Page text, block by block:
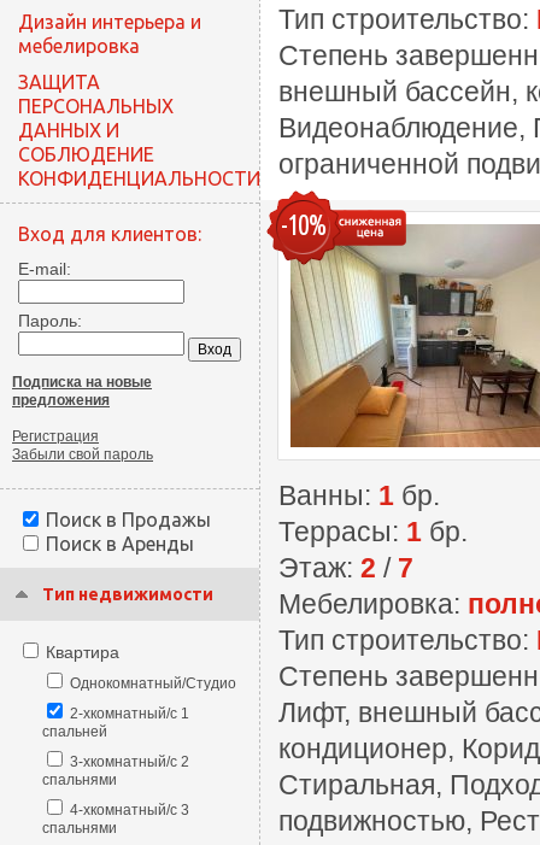
Дизайн интерьера и
мебелировка
ЗАЩИТА
ПЕРСОНАЛЬНЫХ
ДАННЫХ И
СОБЛЮДЕНИЕ
КОНФИДЕНЦИАЛЬНОСТИ
Вход для клиентов:
E-mail:
Пароль:
Подписка на новые
предложения
Регистрация
Забыли свой пароль
Поиск в Продажы
Поиск в Аренды
Тип недвижимости
Квартира
Однокомнатный/Студио
2-хкомнатный/с 1
спальней
3-хкомнатный/с 2
спальнями
4-хкомнатный/с 3
спальнями
Тип строительство:
Степень
внешный бассейн,
Видеонаблюдение,
ограниченной
-10%
Ванны: 1 бр.
Террасы: 1 бр.
Этаж: 2 / 7
Мебелировка:
Тип строительство:
Степень
Лифт, внешный
кондиционер,
Стиральная,
подвижностью,